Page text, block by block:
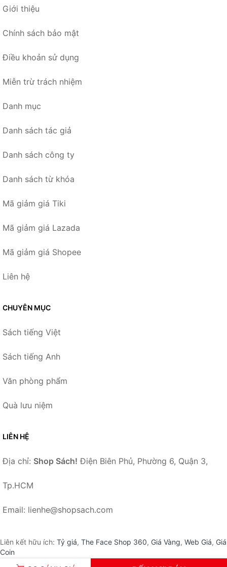
Giới thiệu
Chính sách bảo mật
Điều khoản sử dụng
Miễn trừ trách nhiệm
Danh mục
Danh sách tác giả
Danh sách công ty
Danh sách từ khóa
Mã giảm giá Tiki
Mã giảm giá Lazada
Mã giảm giá Shopee
Liên hệ
CHUYÊN MỤC
Sách tiếng Việt
Sách tiếng Anh
Văn phòng phẩm
Quà lưu niệm
LIÊN HỆ
Địa chỉ: Shop Sách! Điện Biên Phủ, Phường 6, Quận 3,
Tp.HCM
Email: lienhe@shopsach.com
Liên kết hữu ích: Tỷ giá, The Face Shop 360, Giá Vàng, Web Giá, Giá
Coin